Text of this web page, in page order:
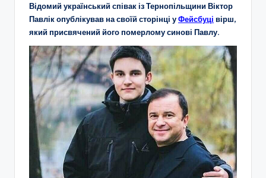
Відомий український співак із Тернопільщини Віктор
Павлік опублікував на своїй сторінці уФейсбуці вірш,
який присвячений його померлому синові Павлу.